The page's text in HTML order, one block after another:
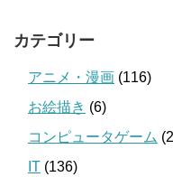
カテゴリー
アニメ・漫画 (116)
お絵描き (6)
コンピュータゲーム
IT (136)